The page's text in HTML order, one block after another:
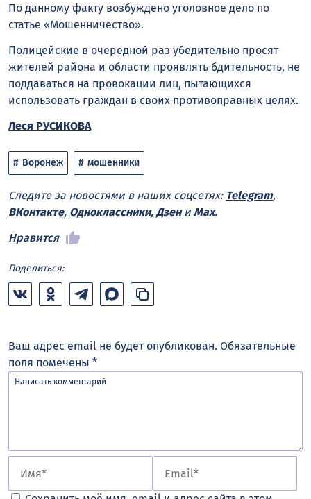
По данному факту возбуждено уголовное дело по
статье «Мошенничество».
Полицейские в очередной раз убедительно просят
жителей района и области проявлять бдительность, не
поддаваться на провокации лиц, пытающихся
использовать граждан в своих противоправных целях.
Леся РУСИКОВА
Воронеж мошенники
Следите за новостями в наших соцсетях: Telegram,
ВКонтакте, Одноклассники, Дзени Max.
Нравится
Поделиться:
Ваш адрес email не будет опубликован. Обязательные
поля помечены *